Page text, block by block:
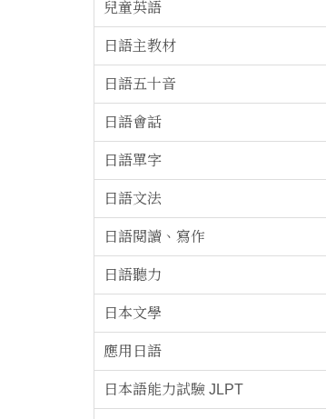
兒童英語
日語主教材
日語五十音
日語會話
日語單字
日語文法
日語閱讀、寫作
日語聽力
日本文學
應用日語
日本語能力試驗 JLPT